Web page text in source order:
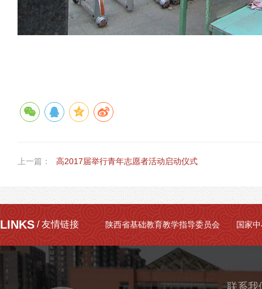
上一篇： 高2017届举行青年志愿者活动启动仪式
LINKS / 友情链接 陕西省基础教育教学指导委员会 国家
联系我